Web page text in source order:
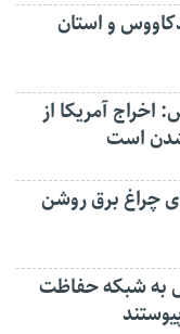
و استان
اخراج آمریکا از
است
چراغ برق روشن
به شبکه حفاظت